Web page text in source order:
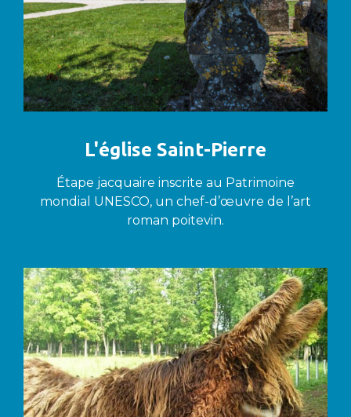
L'église Saint-Pierre
Étape jacquaire inscrite au Patrimoine
mondial UNESCO, un chef-d’œuvre de l’art
roman poitevin.